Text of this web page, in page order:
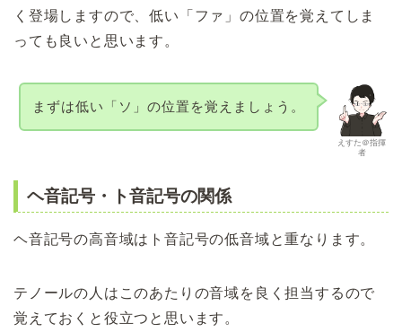
く登場しますので、低い「ファ」の位置を覚えてしま
っても良いと思います。
えすた＠指揮
者
まずは低い「ソ」の位置を覚えましょう。
ヘ音記号・ト音記号の関係
ヘ音記号の高音域はト音記号の低音域と重なります。
テノールの人はこのあたりの音域を良く担当するので
覚えておくと役立つと思います。